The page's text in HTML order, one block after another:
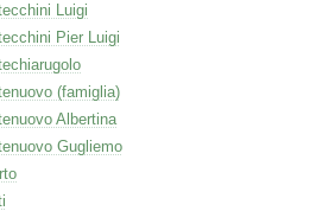
Luigi
Pier Luigi
(famiglia)
Albertina
Gugliemo